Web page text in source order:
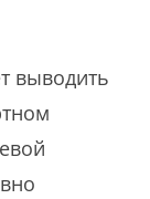
выводить